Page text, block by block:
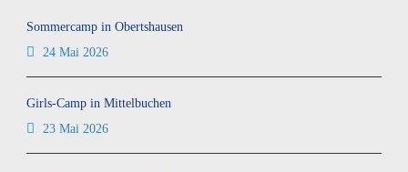
Sommercamp in Obertshausen
24 Mai 2026
Girls-Camp in Mittelbuchen
23 Mai 2026